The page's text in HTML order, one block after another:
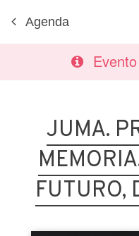
Agenda
JUMA.
FUTURO,